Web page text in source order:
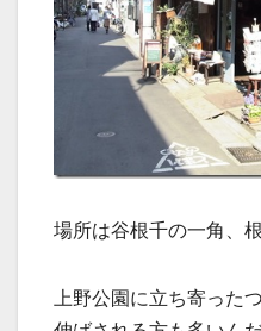
場所は谷根千の一角、
上野公園に立ち寄った